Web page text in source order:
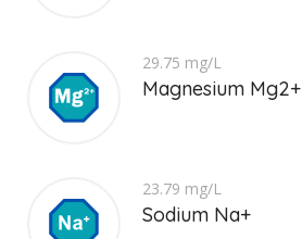
29.75 mg/L
Magnesium Mg2+
23.79 mg/L
Sodium Na+